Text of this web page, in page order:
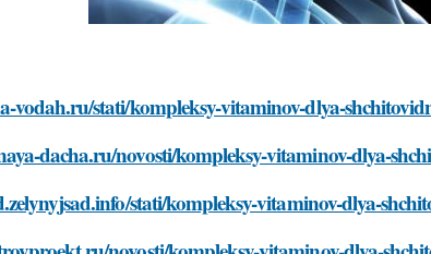
vodah.ru/stati/kompleksy-vitaminov-dlya-
dacha.ru/novosti/kompleksy-vitaminov-dlya-
stati/kompleksy-vitaminov-dlya-